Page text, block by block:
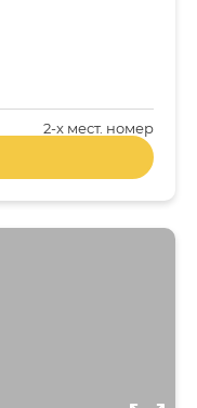
2-x мест. номер